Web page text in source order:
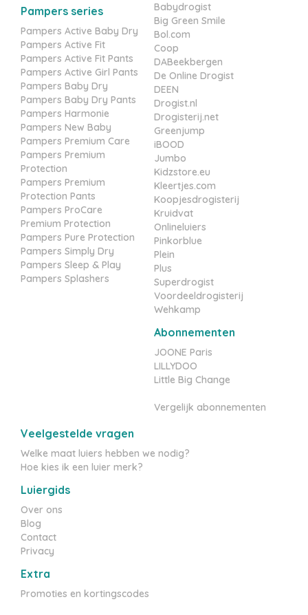
Pampers series
Pampers Active Baby Dry
Pampers Active Fit
Pampers Active Fit Pants
Pampers Active Girl Pants
Pampers Baby Dry
Pampers Baby Dry Pants
Pampers Harmonie
Pampers New Baby
Pampers Premium Care
Pampers Premium
Protection
Pampers Premium
Protection Pants
Pampers ProCare
Premium Protection
Pampers Pure Protection
Pampers Simply Dry
Pampers Sleep & Play
Pampers Splashers
Babydrogist
Big Green Smile
Bol.com
Coop
DABeekbergen
De Online Drogist
DEEN
Drogist.nl
Drogisterij.net
Greenjump
iBOOD
Jumbo
Kidzstore.eu
Kleertjes.com
Koopjesdrogisterij
Kruidvat
Onlineluiers
Pinkorblue
Plein
Plus
Superdrogist
Voordeeldrogisterij
Wehkamp
Abonnementen
JOONE Paris
LILLYDOO
Little Big Change
Vergelijk abonnementen
Veelgestelde vragen
Welke maat luiers hebben we nodig?
Hoe kies ik een luier merk?
Luiergids
Over ons
Blog
Contact
Privacy
Extra
Promoties en kortingscodes